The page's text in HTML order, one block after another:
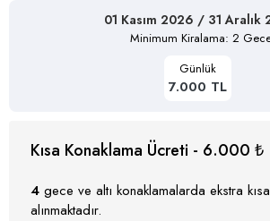
01 Kasım 2026 / 31 Aralık
Minimum Kiralama: 2
Günlük
7.000 TL
Kısa Konaklama Ücreti - 6.000 ₺
4 gece ve altı konaklamalarda ekstra
alınmaktadır.